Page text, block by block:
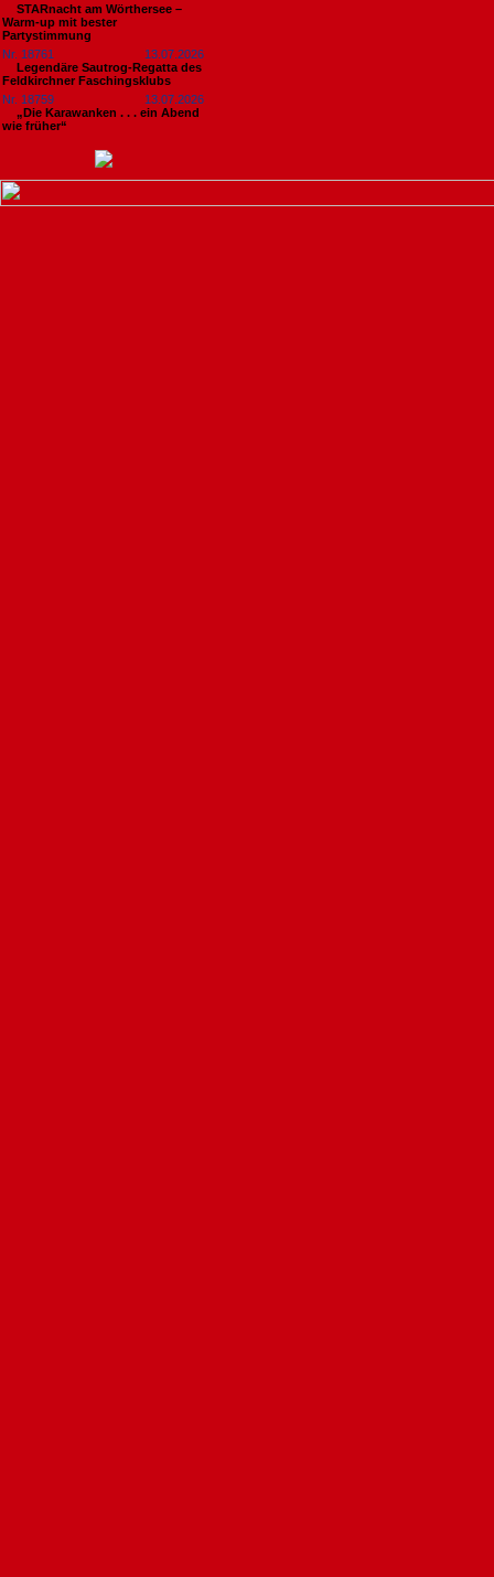
STARnacht am Wörthersee –
Warm-up mit bester
Partystimmung
Nr. 18761
13.07.2026
Legendäre Sautrog-Regatta des
Feldkirchner Faschingsklubs
Nr. 18759
13.07.2026
„Die Karawanken . . . ein Abend
wie früher“